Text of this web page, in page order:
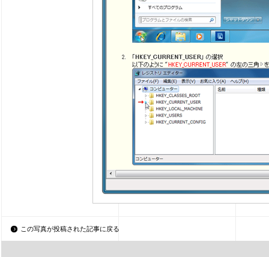
この写真が投稿された記事に戻る